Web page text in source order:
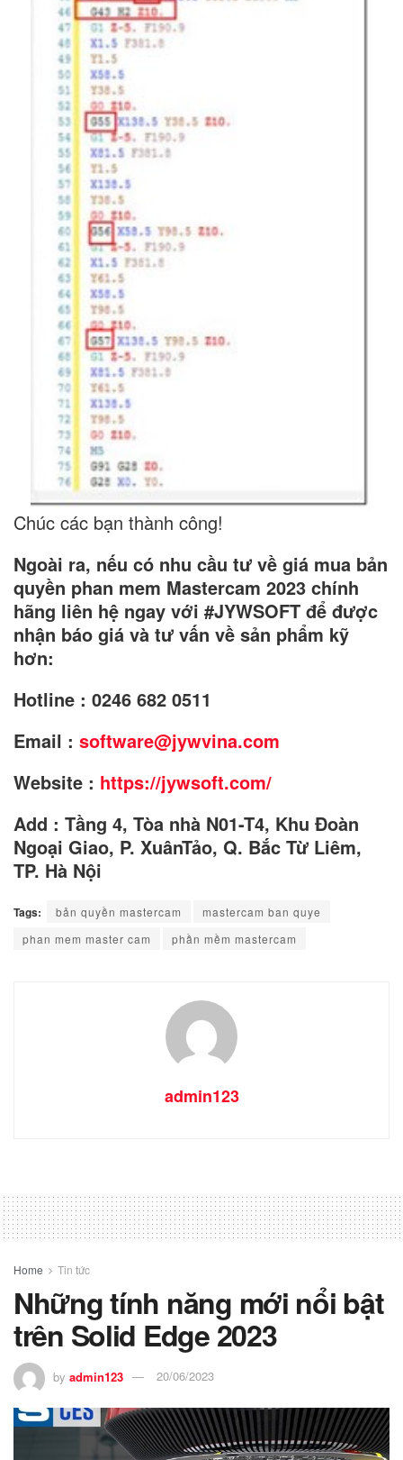
Chúc các bạn thành công!
Ngoài ra, nếu có nhu cầu tư về giá mua bản
quyền phan mem Mastercam 2023 chính
hãng liên hệ ngay với #JYWSOFT để được
nhận báo giá và tư vấn về sản phẩm kỹ
hơn:
Hotline : 0246 682 0511
Email : software@jywvina.com
Website : https://jywsoft.com/
Add : Tầng 4, Tòa nhà N01-T4, Khu Đoàn
Ngoại Giao, P. XuânTảo, Q. Bắc Từ Liêm,
TP. Hà Nội
Tags: bản quyền mastercam
mastercam ban quye
phan mem master cam
phần mềm mastercam
admin123
Home Tin tức
Những tính năng mới nổi bật
trên Solid Edge 2023
by admin123 20/06/2023